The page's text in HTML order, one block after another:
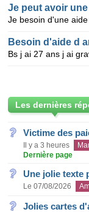
Besoin d'aide d
Les dernières
Victime des
Il y a 3 heures
Dernière page
Une jolie texte
Le 07/08/2026
Jolies cartes